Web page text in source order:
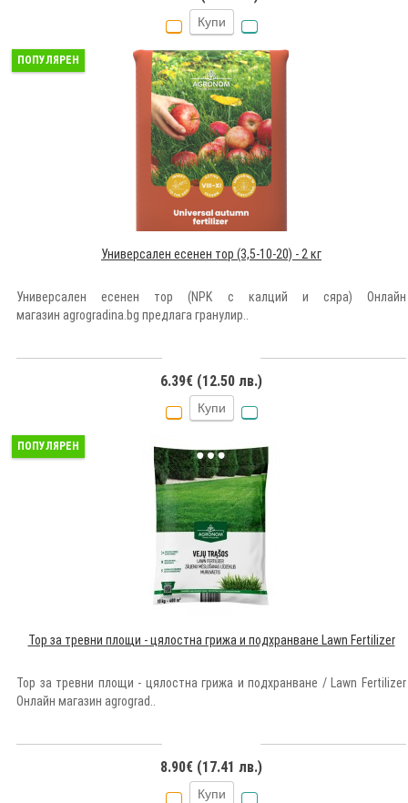
Купи
ПОПУЛЯРЕН
Универсален есенен тор (3,5-10-20) - 2 кг
Универсален есенен тор (NPK с калций и сяра) Онлайн
магазин agrogradina.bg предлага гранулир..
6.39€ (12.50 лв.)
Купи
ПОПУЛЯРЕН
Тор за тревни площи - цялостна грижа и подхранване Lawn Fertilizer
Тор за тревни площи - цялостна грижа и подхранване / Lawn Fertilizer
Онлайн магазин agrograd..
8.90€ (17.41 лв.)
Купи